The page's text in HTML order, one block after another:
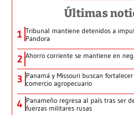
Últimas
1 Tribunal mantiene detenidos a
Pandora
2 Ahorro corriente se mantiene en
3 Panamá y Missouri buscan
comercio agropecuario
4 Panameño regresa al país tras ser
fuerzas militares rusas